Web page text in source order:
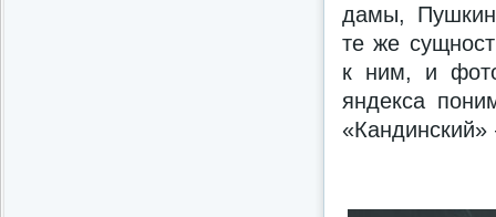
дамы,
те же
к ним, и
яндекса